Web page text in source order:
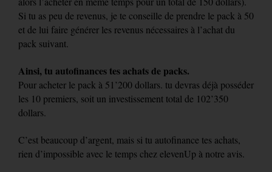
Si tu as peu de revenus, je te conseille de prendre le pack à 50
et de lui faire générer les revenus nécessaires à l’achat du
pack suivant.
Ainsi, tu autofinances tes achats de packs.
Pour acheter le pack à 51’200 dollars. tu devras déjà posséder
les 10 premiers, soit un investissement total de 102’350
dollars.
C’est beaucoup d’argent, mais si tu autofinance tes achats,
rien d’impossible avec le temps chez elevenUp à notre avis.